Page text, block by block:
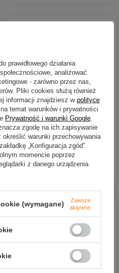
Guma Westin ShadTeez
Slim 7,5cm | Violett Goby
5,73 zł
Kup za: 189.09PKTpunktów
DO KOSZYKA
prawidłowego działania
analizować
- zarówno przez nas,
Pliki cookies służą również
informacji znajdziesz w polityce
temat warunków i prywatności
Prywatność i warunki Google
zgodę na ich zapisywanie
warunki przechowywania
„Konfiguracja zgód”.
momencie poprzez
z danego urządzenia
(wymagane)
Zawsze
aktywne